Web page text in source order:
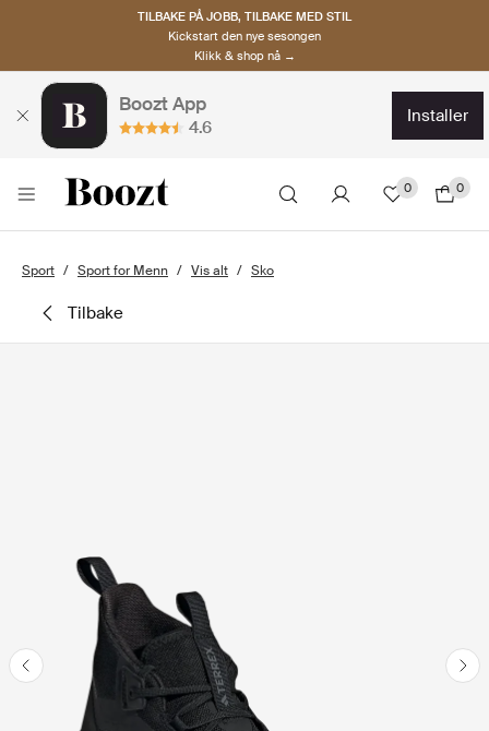
TILBAKE PÅ JOBB, TILBAKE MED STIL
Kickstart den nye sesongen
Klikk & shop nå →
Boozt App
4.6
installer
0 0
Sport Sport for Menn Vis alt Sko
tilbake